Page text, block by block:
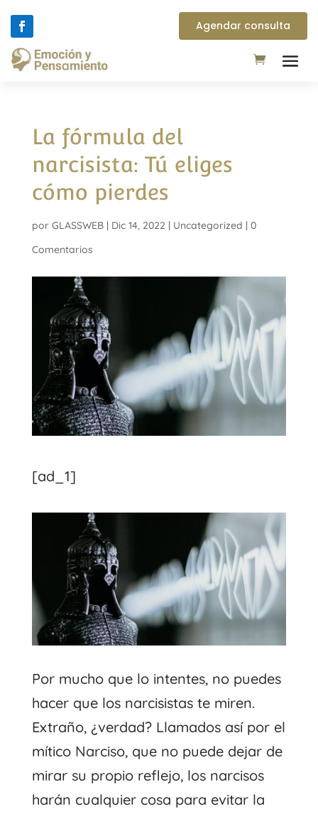
Agendar consulta
La fórmula del
narcisista: Tú eliges
cómo pierdes
por GLASSWEB| Dic 14, 2022 | Uncategorized | 0
Comentarios
[ad_1]
Por mucho que lo intentes, no puedes
hacer que los narcisistas te miren.
Extraño, ¿verdad? Llamados así por el
mítico Narciso, que no puede dejar de
mirar su propio reflejo, los narcisos
harán cualquier cosa para evitar la